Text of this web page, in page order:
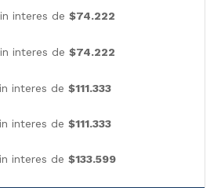
interes de $74.222
interes de $74.222
interes de $111.333
interes de $111.333
interes de $133.599